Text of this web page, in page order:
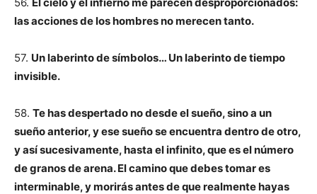
las acciones de los hombres no merecen tanto.
57. Un laberinto de símbolos… Un laberinto de tiempo
invisible.
58. Te has despertado no desde el sueño, sino a un
sueño anterior, y ese sueño se encuentra dentro de otro,
y así sucesivamente, hasta el infinito, que es el número
de granos de arena. El camino que debes tomar es
interminable, y morirás antes de que realmente hayas